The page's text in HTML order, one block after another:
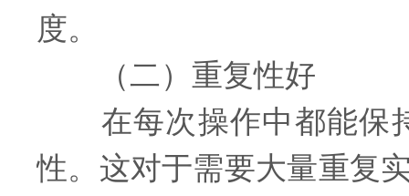
度。
（二）重复性好
在每次操作中都能保持
性。这对于需要大量重复